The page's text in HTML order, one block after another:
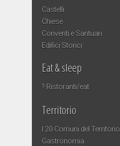
Castelli
Chiese
Conventi e Santuari
Edifici Storici
Eat & sleep
? Ristoranti/eat
Territorio
I 20 Comuni del Territorio
Gastronomia